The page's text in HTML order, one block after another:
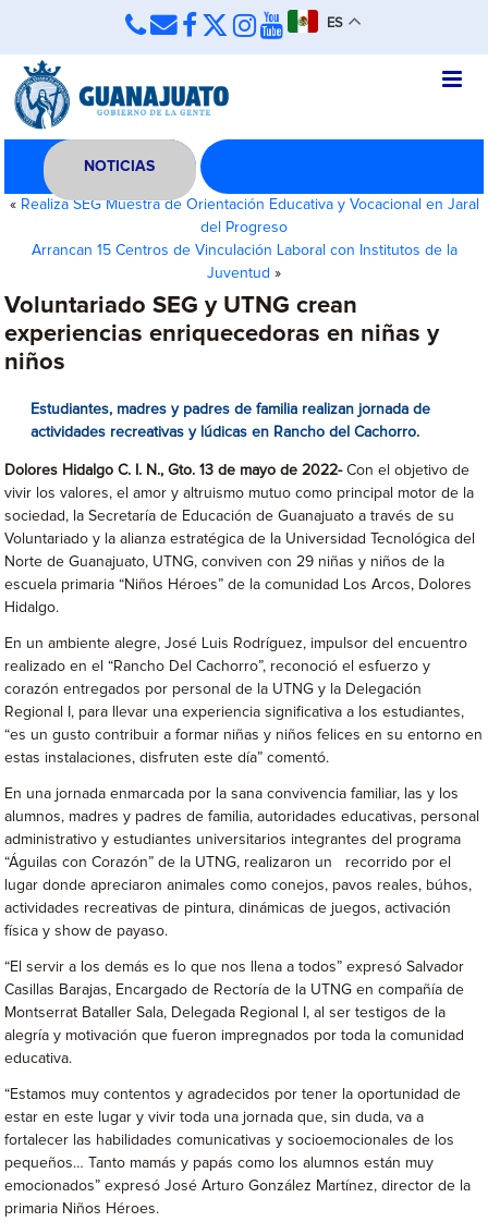
ES
NOTICIAS
« Realiza SEG Muestra de Orientación Educativa y Vocacional en Jaral
del Progreso
Arrancan 15 Centros de Vinculación Laboral con Institutos de la
Juventud »
Voluntariado SEG y UTNG crean
experiencias enriquecedoras en niñas y
niños
Estudiantes, madres y padres de familia realizan jornada de
actividades recreativas y lúdicas en Rancho del Cachorro.
Dolores Hidalgo C. I. N., Gto. 13 de mayo de 2022-Con el objetivo de
vivir los valores, el amor y altruismo mutuo como principal motor de la
sociedad, la Secretaría de Educación de Guanajuato a través de su
Voluntariado y la alianza estratégica de la Universidad Tecnológica del
Norte de Guanajuato, UTNG, conviven con 29 niñas y niños de la
escuela primaria “Niños Héroes” de la comunidad Los Arcos, Dolores
Hidalgo.
En un ambiente alegre, José Luis Rodríguez, impulsor del encuentro
realizado en el “Rancho Del Cachorro”, reconoció el esfuerzo y
corazón entregados por personal de la UTNG y la Delegación
Regional I, para llevar una experiencia significativa a los estudiantes,
“es un gusto contribuir a formar niñas y niños felices en su entorno en
estas instalaciones, disfruten este día” comentó.
En una jornada enmarcada por la sana convivencia familiar, las y los
alumnos, madres y padres de familia, autoridades educativas, personal
administrativo y estudiantes universitarios integrantes del programa
“Águilas con Corazón” de la UTNG, realizaron un recorrido por el
lugar donde apreciaron animales como conejos, pavos reales, búhos,
actividades recreativas de pintura, dinámicas de juegos, activación
física y show de payaso.
“El servir a los demás es lo que nos llena a todos” expresó Salvador
Casillas Barajas, Encargado de Rectoría de la UTNG en compañía de
Montserrat Bataller Sala, Delegada Regional I, al ser testigos de la
alegría y motivación que fueron impregnados por toda la comunidad
educativa.
“Estamos muy contentos y agradecidos por tener la oportunidad de
estar en este lugar y vivir toda una jornada que, sin duda, va a
fortalecer las habilidades comunicativas y socioemocionales de los
pequeños… Tanto mamás y papás como los alumnos están muy
emocionados” expresó José Arturo González Martínez, director de la
primaria Niños Héroes.